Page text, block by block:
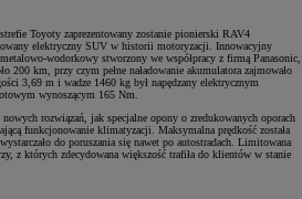
Toyoty zaprezentowany zostanie pionierski RAV4
elektryczny SUV w historii motoryzacji. Innowacyjny
wodorkowy stworzony we współpracy z firmą Panasonic,
200 km, przy czym pełne naładowanie akumulatora zajmowało
3,69 m i wadze 1460 kg był napędzany elektrycznym
wynoszącym 165 Nm.
rozwiązań, jak specjalne opony o zredukowanych oporach
funkcjonowanie klimatyzacji. Maksymalna prędkość została
do poruszania się nawet po autostradach. Limitowana
z których zdecydowana większość trafiła do klientów w stanie